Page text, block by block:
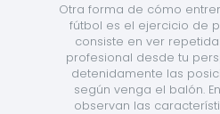
Otra forma de cómo
fútbol es el ejercicio de
consiste en ver
profesional desde tu
detenidamente las
según venga el balón.
observan las